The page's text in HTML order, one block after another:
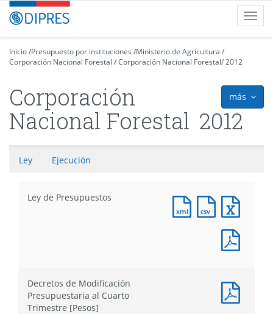
Contenido
principalDIPRES
-
de
Presupuestos
Inicio/Presupuesto por instituciones /Ministerio de Agricultura /
Corporación Nacional Forestal /Corporación Nacional Forestal/2012
más
Corporación
Nacional Forestal 2012
Ley Ejecución
Ley de Presupuestos
Documento
XML
Documento
CSV
:
Ley
de
Decretos de Modificación
Presupuestaria al Cuarto
Trimestre [Pesos]